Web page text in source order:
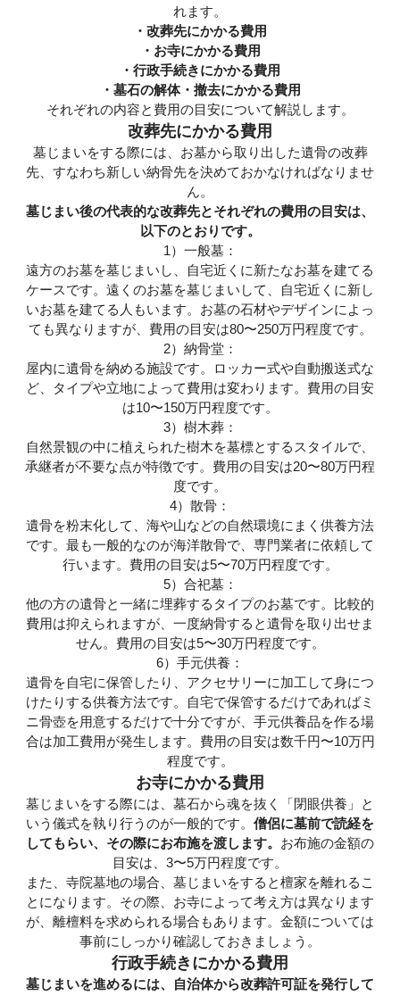
れます。
・改葬先にかかる費用
・お寺にかかる費用
・行政手続きにかかる費用
・墓石の解体・撤去にかかる費用
それぞれの内容と費用の目安について解説します。
改葬先にかかる費用
墓じまいをする際には、お墓から取り出した遺骨の改葬
先、すなわち新しい納骨先を決めておかなければなりませ
ん。
墓じまい後の代表的な改葬先とそれぞれの費用の目安は、
以下のとおりです。
1）一般墓：
遠方のお墓を墓じまいし、自宅近くに新たなお墓を建てる
ケースです。遠くのお墓を墓じまいして、自宅近くに新し
いお墓を建てる人もいます。お墓の石材やデザインによっ
ても異なりますが、費用の目安は80〜250万円程度です。
2）納骨堂：
屋内に遺骨を納める施設です。ロッカー式や自動搬送式な
ど、タイプや立地によって費用は変わります。費用の目安
は10〜150万円程度です。
3）樹木葬：
自然景観の中に植えられた樹木を墓標とするスタイルで、
承継者が不要な点が特徴です。費用の目安は20〜80万円程
度です。
4）散骨：
遺骨を粉末化して、海や山などの自然環境にまく供養方法
です。最も一般的なのが海洋散骨で、専門業者に依頼して
行います。費用の目安は5〜70万円程度です。
5）合祀墓：
他の方の遺骨と一緒に埋葬するタイプのお墓です。比較的
費用は抑えられますが、一度納骨すると遺骨を取り出せま
せん。費用の目安は5〜30万円程度です。
6）手元供養：
遺骨を自宅に保管したり、アクセサリーに加工して身につ
けたりする供養方法です。自宅で保管するだけであればミ
ニ骨壺を用意するだけで十分ですが、手元供養品を作る場
合は加工費用が発生します。費用の目安は数千円〜10万円
程度です。
お寺にかかる費用
墓じまいをする際には、墓石から魂を抜く「閉眼供養」と
いう儀式を執り行うのが一般的です。 僧侶に墓前で読経を
してもらい、その際にお布施を渡します。 お布施の金額の
目安は、3〜5万円程度です。
また、寺院墓地の場合、墓じまいをすると檀家を離れるこ
とになります。その際、お寺によって考え方は異なります
が、離檀料を求められる場合もあります。金額については
事前にしっかり確認しておきましょう。
行政手続きにかかる費用
墓じまいを進めるには、自治体から改葬許可証を発行して